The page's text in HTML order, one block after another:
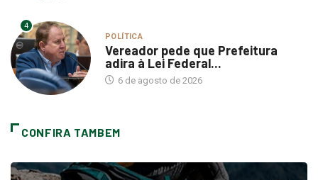
4
POLÍTICA
Vereador pede que Prefeitura
adira à Lei Federal...
6 de agosto de 2026
CONFIRA TAMBEM